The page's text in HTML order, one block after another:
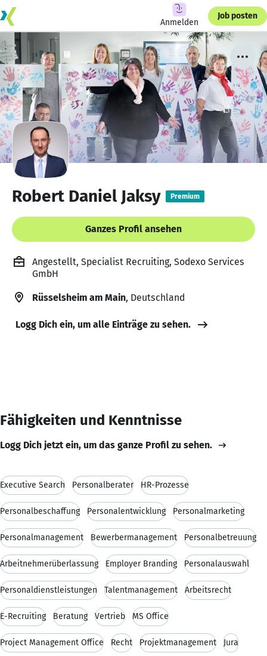
Anmelden
Job posten
Robert Daniel Jaksy Premium
Ganzes Profil ansehen
Angestellt, Specialist Recruiting, Sodexo Services
GmbH
Rüsselsheim am Main, Deutschland
Logg Dich ein, um alle Einträge zu sehen.
Fähigkeiten und Kenntnisse
Logg Dich jetzt ein, um das ganze Profil zu sehen.
Executive Search Personalberater HR-Prozesse
Personalbeschaffung Personalentwicklung Personalmarketing
Personalmanagement Bewerbermanagement Personalbetreuung
Arbeitnehmerüberlassung Employer Branding Personalauswahl
Personaldienstleistungen Talentmanagement Arbeitsrecht
E-Recruiting Beratung Vertrieb MS Office
Project Management Office Recht Projektmanagement Jura